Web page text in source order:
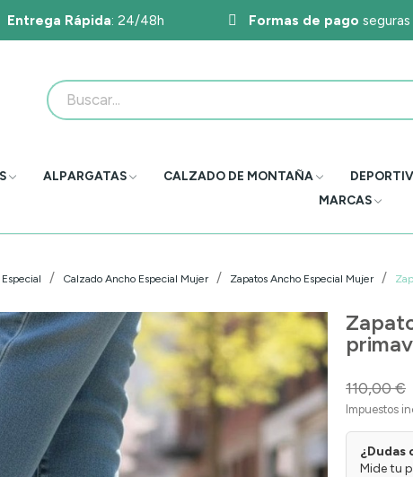
Entrega Rápida: 24/48h Formas de pago seguras
ALPARGATAS CALZADO DE MONTAÑA
MARCAS
Calzado Ancho Especial Mujer Zapatos Ancho Especial Mujer
110,00 €
Impuestos
¿Dudas
Mide tu